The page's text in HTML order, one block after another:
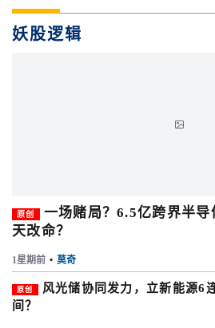
妖股逻辑
原创
一场赌局？6.5亿跨界半
天改命？
1星期前 • 莫奇
原创
风光储协同发力，立新能源6
间？